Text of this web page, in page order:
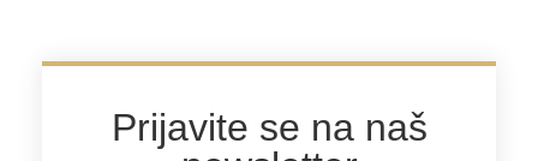
Prijavite se na naš